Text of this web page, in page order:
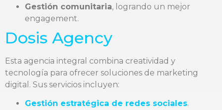
Gestión comunitaria, logrando un mejor
engagement.
Dosis Agency
Esta agencia integral combina creatividad y
tecnología para ofrecer soluciones de marketing
digital. Sus servicios incluyen:
Gestión estratégica de redes sociales.